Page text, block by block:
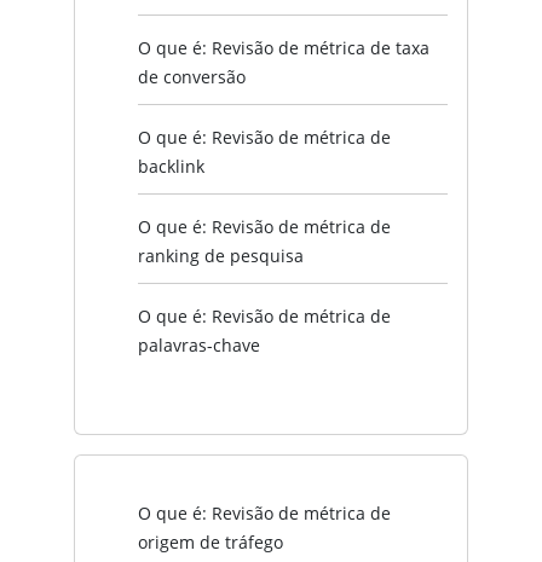
O que é: Revisão de métrica de taxa
de conversão
O que é: Revisão de métrica de
backlink
O que é: Revisão de métrica de
ranking de pesquisa
O que é: Revisão de métrica de
palavras-chave
O que é: Revisão de métrica de
origem de tráfego